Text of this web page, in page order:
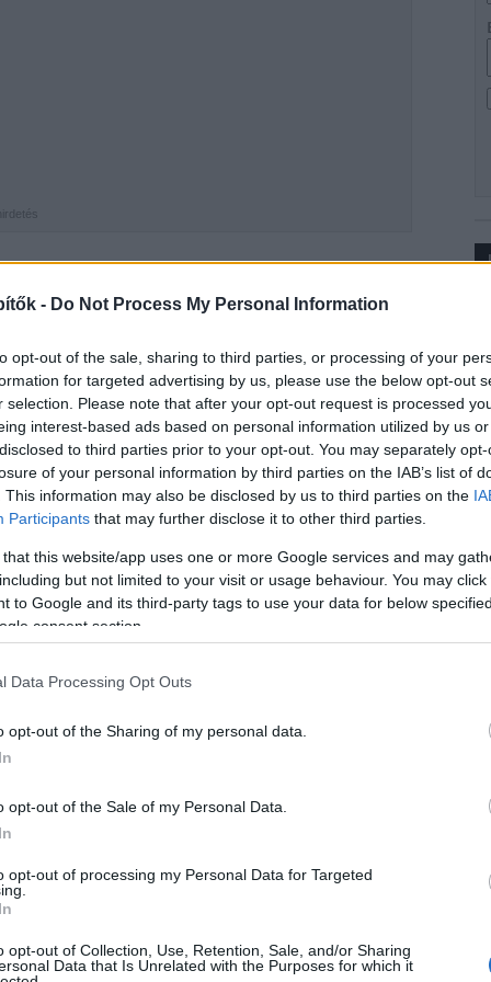
- Do Not Process My Personal Information
opt-out of the sale, sharing to third parties, or processing of your
for targeted advertising by us, please use the below opt-out
selection. Please note that after your opt-out request is processed
interest-based ads based on personal information utilized by us
to third parties prior to your opt-out. You may separately
of your personal information by third parties on the IAB’s list of
This information may also be disclosed by us to third parties on the
Participants that may further disclose it to other third parties.
that this website/app uses one or more Google services and may
but not limited to your visit or usage behaviour. You may
to Google and its third-party tags to use your data for below
consent section.
Data Processing Opt Outs
opt-out of the Sharing of my personal data.
opt-out of the Sale of my Personal Data.
opt-out of processing my Personal Data for Targeted
opt-out of Collection, Use, Retention, Sale, and/or Sharing
Data that Is Unrelated with the Purposes for which it
kezdődő útfelújításról az államiMagyar
a Jutát Pusztakovácsival összekötő úton: a
aszfaltot az útburkolat. Mint korábban, is
mutatják, ezt a fejlesztést aSoltút Kft.kivitelezi.